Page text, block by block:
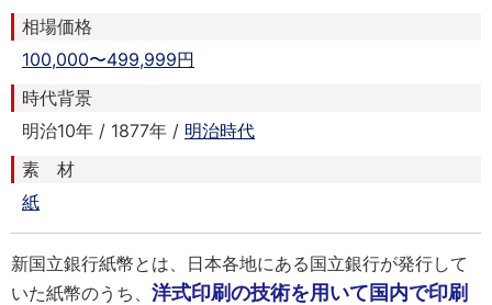
相場価格
100,000〜499,999円
時代背景
明治10年 / 1877年 / 明治時代
素 材
紙
新国立銀行紙幣とは、日本各地にある国立銀行が発行して
いた紙幣のうち、 洋式印刷の技術を用いて国内で印刷